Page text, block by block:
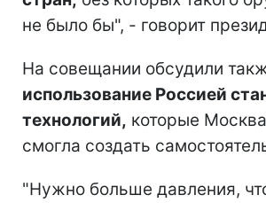
не было бы", - говорит
На совещании обсудили
использование Россией
технологий, которые
смогла создать
"Нужно больше давления,